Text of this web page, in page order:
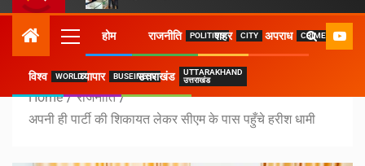
होम राजनीति POLITICSशहर CITY अपराध CRIME
विश्व WORLDव्यापार BUSEINESSउत्तराखंड
UTTARAKHAND
उत्तराखंड
Home
राजनीति
अपनी ही पार्टी की शिकायत लेकर सीएम के पास पहुँचे हरीश धामी